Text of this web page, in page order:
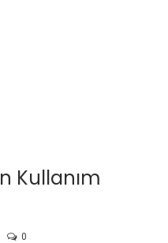
Kullanım
0